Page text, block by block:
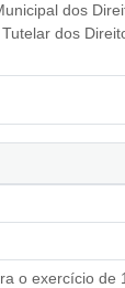
dos
dos
o exercício de